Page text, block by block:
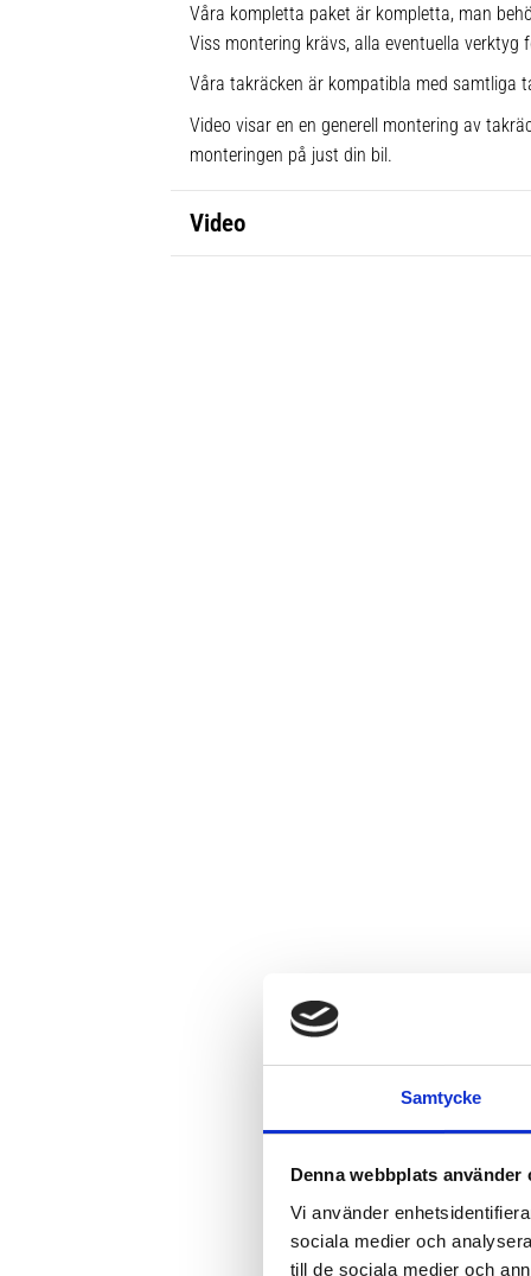
Samtycke
Denna webbplats använder
Vi använder
sociala medier och
till de sociala medier och
Våra kompletta paket är kompletta, man
Viss montering krävs, alla eventuella verktyg
Våra takräcken är kompatibla med samtliga
Video visar en en generell montering av
monteringen på just din bil.
Video